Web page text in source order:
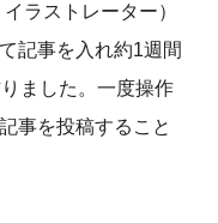
ラストレーター）
記事を入れ約1週間
ました。一度操作
事を投稿すること